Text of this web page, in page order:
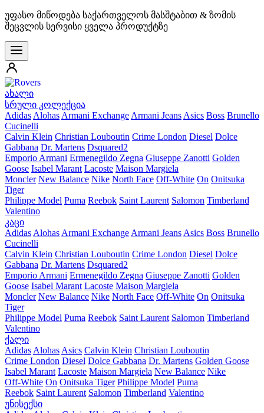
უფასო მიწოდება საქართველოს მასშტაბით & ზომის
შეცვლის სერვისი ყველა პროდუქტზე
ახალი
სრული კოლექცია
Adidas Alohas Armani Exchange Armani Jeans Asics Boss Brunello
Cucinelli
Calvin Klein Christian Louboutin Crime London Diesel Dolce
Gabbana Dr. Martens Dsquared2
Emporio Armani Ermenegildo Zegna Giuseppe Zanotti Golden
Goose Isabel Marant Lacoste Maison Margiela
Moncler New Balance Nike North Face Off-White On Onitsuka
Tiger
Philippe Model Puma Reebok Saint Laurent Salomon Timberland
Valentino
კაცი
Adidas Alohas Armani Exchange Armani Jeans Asics Boss Brunello
Cucinelli
Calvin Klein Christian Louboutin Crime London Diesel Dolce
Gabbana Dr. Martens Dsquared2
Emporio Armani Ermenegildo Zegna Giuseppe Zanotti Golden
Goose Isabel Marant Lacoste Maison Margiela
Moncler New Balance Nike North Face Off-White On Onitsuka
Tiger
Philippe Model Puma Reebok Saint Laurent Salomon Timberland
Valentino
ქალი
Adidas Alohas Asics Calvin Klein Christian Louboutin
Crime London Diesel Dolce Gabbana Dr. Martens Golden Goose
Isabel Marant Lacoste Maison Margiela New Balance Nike
Off-White On Onitsuka Tiger Philippe Model Puma
Reebok Saint Laurent Salomon Timberland Valentino
უნისექსი